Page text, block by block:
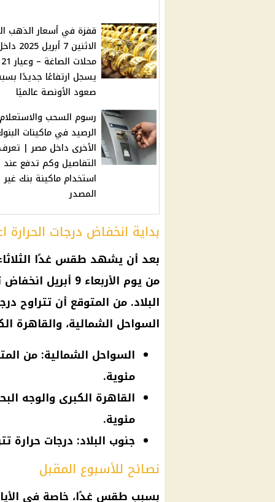
قفزة في أسعار الذهب
الاثنين 7 أبريل
محلات الصاغة – وعيار 21
يسجل ارتفاعًا جديدًا
صعود الأونصة عالميًا
رسوم السحب
الرصيد في ماكينات
الأخرى داخل مصر |
التفاصيل وكم تدفع عند
استخدام ماكينة بنك غير
المصدر
بداية انخفاض درجات الحرارة
بعد أن يشهد طقس غدًا الثلاثاء 8 أبريل 2025
من يوم الأربعاء 9 أبريل انخفاض تدريجي في
البلاد. من المتوقع أن تتراوح
السواحل الشمالية، والقاهرة
مئوية.
مئوية.
جنوب البلاد: درجات حرارة تتراوح بين
نصائح للأسبوع المقبل
بسبب طقس غدًا، خاصة في